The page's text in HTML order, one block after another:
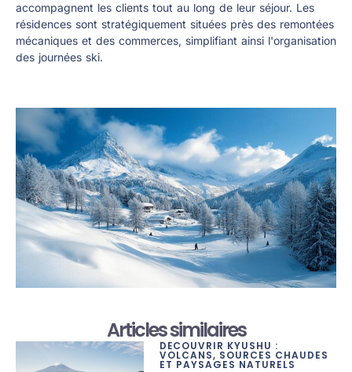
accompagnent les clients tout au long de leur séjour. Les
résidences sont stratégiquement situées près des remontées
mécaniques et des commerces, simplifiant ainsi l'organisation
des journées ski.
Articles similaires
DÉCOUVRIR KYUSHU :
VOLCANS, SOURCES CHAUDES
ET PAYSAGES NATURELS